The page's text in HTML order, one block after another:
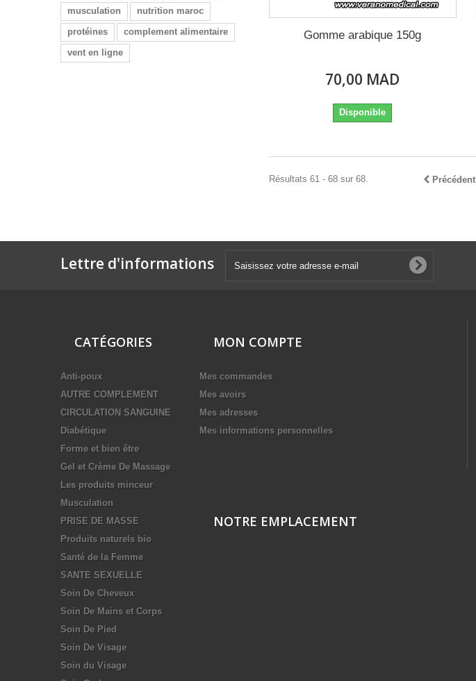
musculation
nutrition maroc
protéines
complement alimentaire
vent en ligne
Gomme arabique 150g
70,00 MAD
Disponible
Précédent
Résultats 61 - 68 sur 68.
Lettre d'informations
CATÉGORIES
Anti-poux
AUTRE COMPLEMENT
CIRCULATION SANGUINE
Diabétique
Forme et bien être
Gel et Crème De Massage
Les produits minceur
Musculation
PRISE DE MASSE
Produits naturels bio
Santé de la Femme
SANTE SEXUELLE
Soin De Cheveux
Soin De Mains et Corps
Soin De Pied
Soin De Visage
Soin du Visage
MON COMPTE
Mes commandes
Mes avoirs
Mes adresses
Mes informations personnelles
NOTRE EMPLACEMENT